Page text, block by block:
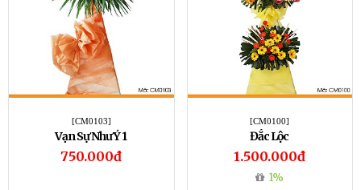
[CM0103]
Vạn Sự Như Ý 1
750.000đ
[CM0100]
Đắc Lộc
1.500.000đ
1%